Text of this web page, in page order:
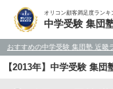
オリコン顧客満足度ランキ
中学受験 集団
おすすめの中学受験 集団塾 近畿
【2013年】中学受験 集